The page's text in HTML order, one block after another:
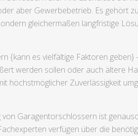
aber Gewerbebetrieb. Es gehört
gleichermaßen langfristige
{kann es vielfältige Faktoren
werden sollen oder auch ältere
höchstmöglicher Zuverlässigkeit
Garagentorschlössern ist
verfügen über die